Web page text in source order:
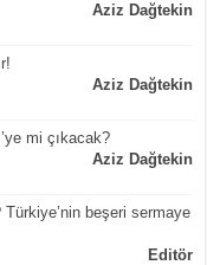
Aziz Dağtekin
Aziz Dağtekin
mi çıkacak?
Aziz Dağtekin
beşeri sermaye
Editör